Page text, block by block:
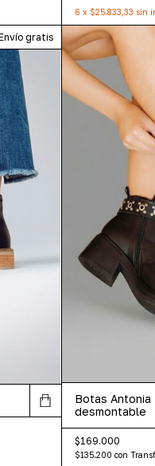
6 x $25.833,33 sin
gratis
Botas
desmontable
$169.000
$135.200 con